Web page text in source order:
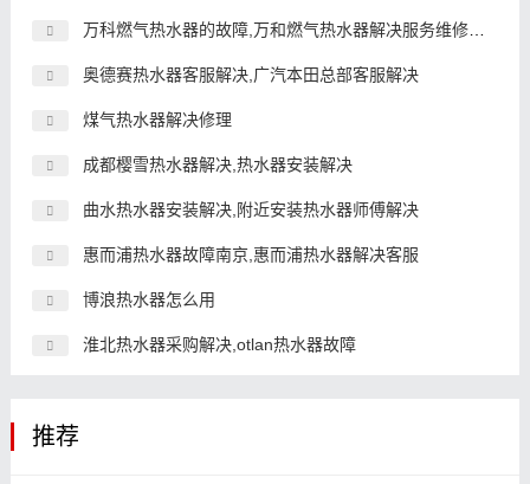
万科燃气热水器的故障,万和燃气热水器解决服务维修号码
奥德赛热水器客服解决,广汽本田总部客服解决
煤气热水器解决修理
成都樱雪热水器解决,热水器安装解决
曲水热水器安装解决,附近安装热水器师傅解决
惠而浦热水器故障南京,惠而浦热水器解决客服
博浪热水器怎么用
淮北热水器采购解决,otlan热水器故障
推荐